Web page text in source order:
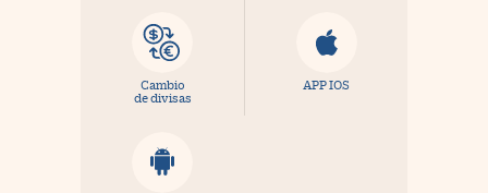
Cambio
de divisas
APP IOS